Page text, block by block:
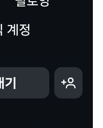
5
'국장만 하라고?'…ISA